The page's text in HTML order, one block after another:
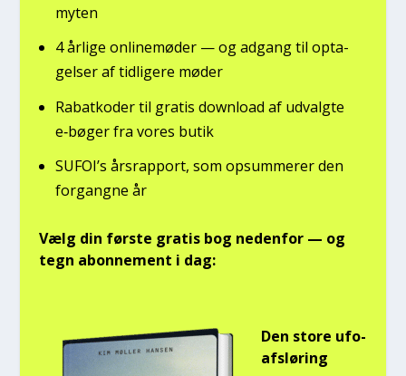
myten
4 årli­ge onli­ne­mø­der — og adgang til opta­
gel­ser af tid­li­ge­re møder
Rabat­ko­der til gra­tis down­lo­ad af udvalg­te
e‑bøger fra vores butik
SUFOI’s års­rap­port, som opsum­me­rer den
for­gang­ne år
Vælg din før­ste gra­tis bog neden­for — og
tegn abon­ne­ment i dag:
Den sto­re ufo-
afslø­ring